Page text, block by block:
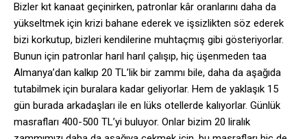
Bizler kıt kanaat geçinirken, patronlar kâr oranlarını daha da
yükseltmek için krizi bahane ederek ve işsizlikten söz ederek
bizi korkutup, bizleri kendilerine muhtaçmış gibi gösteriyorlar.
Bunun için patronlar harıl harıl çalışıp, hiç üşenmeden taa
Almanya’dan kalkıp 20 TL’lik bir zammı bile, daha da aşağıda
tutabilmek için buralara kadar geliyorlar. Hem de yaklaşık 15
gün burada arkadaşları ile en lüks otellerde kalıyorlar. Günlük
masrafları 400-500 TL’yi buluyor. Onlar bizim 20 liralık